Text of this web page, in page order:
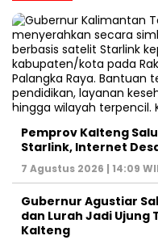
Pemprov Kalteng
Starlink, Internet
7 Agustus 2026 | 14:09
Gubernur Agustiar
dan Lurah Jadi Ujung
Kalteng